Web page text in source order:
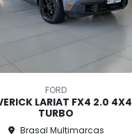
FORD
LARIAT FX4 2.0 4X4
TURBO
Brasal Multimarcas